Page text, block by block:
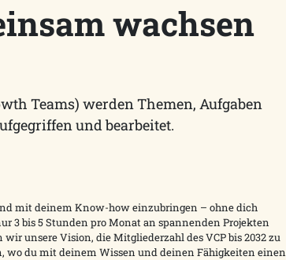
wachsen
Teams) werden Themen, Aufgaben
und bearbeitet.
mit deinem Know-how einzubringen – ohne dich
bis 5 Stunden pro Monat an spannenden Projekten
unsere Vision, die Mitgliederzahl des VCP bis 2032 zu
wo du mit deinem Wissen und deinen Fähigkeiten einen